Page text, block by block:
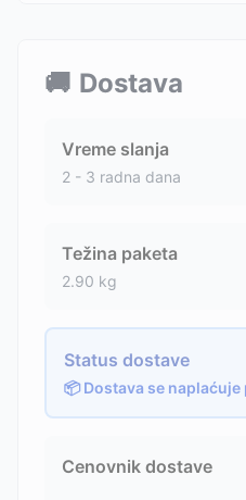
🚚 Dostava
Vreme slanja
2 - 3 radna dana
Težina paketa
2.90 kg
Status dostave
📦 Dostava se
Cenovnik dostave